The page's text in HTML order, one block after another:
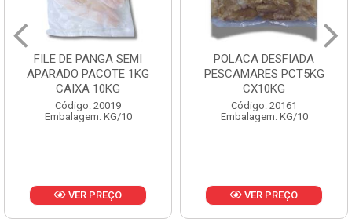
POLACA DESFIADA
PESCAMARES PCT5KG
CX10KG
Código: 20161
Embalagem: KG/10
VER PREÇO
POLACA DESFIADA
PESCAMARES PCT1KG
CX10KG
Código: 20162
Embalagem: KG/10
VER PREÇO